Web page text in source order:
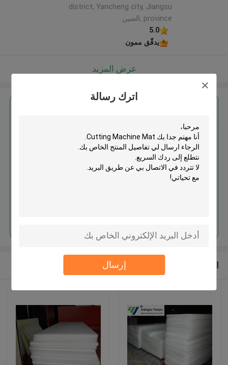
اترك رسالة
إرسال
district, Yancheng city, Jiangsu
province ,الصين
5.0
يدقّق ممون
عرض المزيد
Cutting Machine Mat
المنتجات الموصى بها